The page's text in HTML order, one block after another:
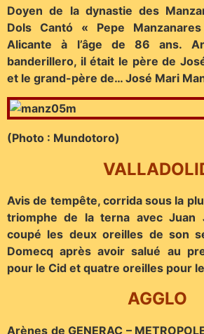
Doyen de la dynastie des
Dols Cantó « Pepe
Alicante à l’âge de 86 ans.
banderillero, il était le père de
et le grand-père de… José Mari
(Photo : Mundotoro)
Avis de tempête, corrida sous la
triomphe de la terna avec Juan
coupé les deux oreilles de son
Domecq après avoir salué au
pour le Cid et quatre oreilles pour
AGGLO
Arènes de GENERAC –